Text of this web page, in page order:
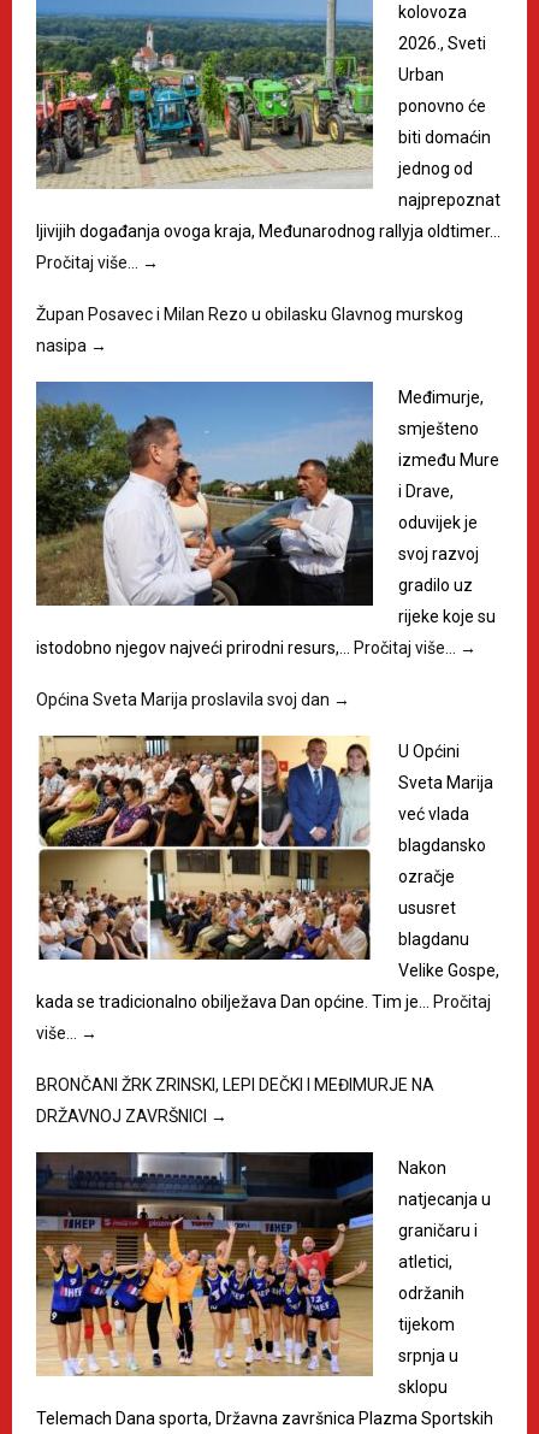
kolovoza
2026., Sveti
Urban
ponovno će
biti domaćin
jednog od
najprepoznat
ljivijih događanja ovoga kraja, Međunarodnog rallyja oldtimer…
Pročitaj više…
→
Župan Posavec i Milan Rezo u obilasku Glavnog murskog
nasipa →
Međimurje,
smješteno
između Mure
i Drave,
oduvijek je
svoj razvoj
gradilo uz
rijeke koje su
istodobno njegov najveći prirodni resurs,…
Pročitaj više… →
Općina Sveta Marija proslavila svoj dan →
U Općini
Sveta Marija
već vlada
blagdansko
ozračje
ususret
blagdanu
Velike Gospe,
kada se tradicionalno obilježava Dan općine. Tim je…
Pročitaj
više…
→
BRONČANI ŽRK ZRINSKI, LEPI DEČKI I MEĐIMURJE NA
DRŽAVNOJ ZAVRŠNICI →
Nakon
natjecanja u
graničaru i
atletici,
održanih
tijekom
srpnja u
sklopu
Telemach Dana sporta, Državna završnica Plazma Sportskih